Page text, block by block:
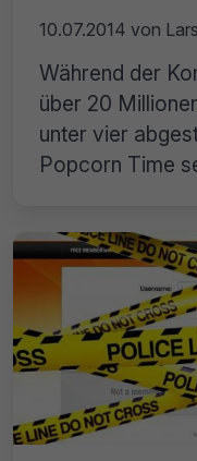
10.07.2014 von
Während der
über 20
unter vier
Popcorn Time